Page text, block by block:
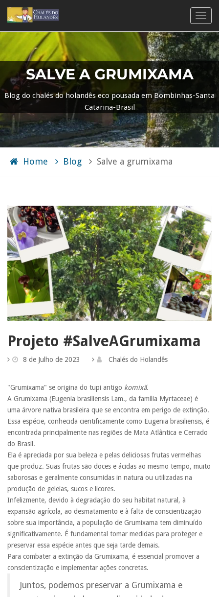
SALVE A GRUMIXAMA
Blog do chalés do holandês eco pousada em Bombinhas-Santa
Catarina-Brasil
Home Blog Salve a grumixama
Projeto #SalveAGrumixama
8 de Julho de 2023 Chalés do Holandês
"Grumixama" se origina do tupi antigo komixã.
A Grumixama (Eugenia brasiliensis Lam., da família Myrtaceae) é
uma árvore nativa brasileira que se encontra em perigo de extinção.
Essa espécie, conhecida cientificamente como Eugenia brasiliensis, é
encontrada principalmente nas regiões de Mata Atlântica e Cerrado
do Brasil.
Ela é apreciada por sua beleza e pelas deliciosas frutas vermelhas
que produz. Suas frutas são doces e ácidas ao mesmo tempo, muito
saborosas e geralmente consumidas in natura ou utilizadas na
produção de geleias, sucos e licores.
Infelizmente, devido à degradação do seu habitat natural, à
expansão agrícola, ao desmatamento e à falta de conscientização
sobre sua importância, a população de Grumixama tem diminuído
significativamente. É fundamental tomar medidas para proteger e
preservar essa espécie antes que seja tarde demais.
Para combater a extinção da Grumixama, é essencial promover a
conscientização e implementar ações concretas.
Juntos, podemos preservar a Grumixama e